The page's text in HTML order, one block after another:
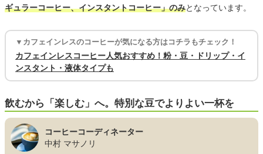
ギュラーコーヒー、インスタントコーヒー」のみとなっています。
▼カフェインレスのコーヒーが気になる方はコチラもチェック！
カフェインレスコーヒー人気おすすめ！粉・豆・ドリップ・イ
ンスタント・液体タイプも
飲むから「楽しむ」へ。特別な豆でよりよい一杯を
コーヒーコーディネーター
中村 マサノリ